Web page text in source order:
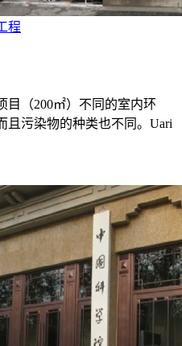
程
目（200㎡）不同的室内环
且污染物的种类也不同。Uari